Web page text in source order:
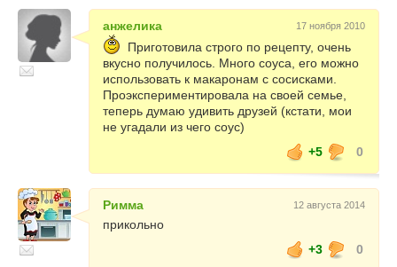
анжелика 17 ноября 2010
Приготовила строго по рецепту, очень
вкусно получилось. Много соуса, его можно
использовать к макаронам с сосисками.
Проэкспериментировала на своей семье,
теперь думаю удивить друзей (кстати, мои
не угадали из чего соус)
+5
0
Римма 12 августа 2014
прикольно
+3
0